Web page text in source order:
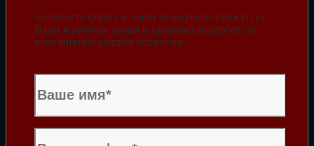
Заполните форму и наши менеджеры свяжутся с
Вами в рабочее время и проконсультируют по
всем интересующим вопросам.